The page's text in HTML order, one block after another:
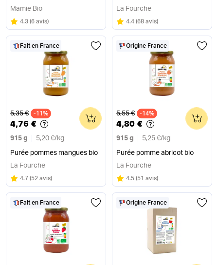
Mamie Bio
Note
4.3 sur 5
(6 avis)
La Fourche
Note
4.4 sur 5
(68 avis)
Fait en France
Ancien prix
5,35 € -11%
4,76 €
915 g 5,20 €/ kg
Purée pommes mangues bio
0
La Fourche
Note
4.7 sur 5
(52 avis)
Origine France
Ancien prix
5,55 € -14%
4,80 €
915 g 5,25 €/ kg
Purée pomme abricot bio
0
La Fourche
Note
4.5 sur 5
(51 avis)
Fait en France Origine France